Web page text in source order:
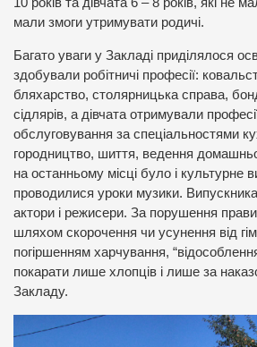
10 років та дівчата 6 – 8 років, які не
мали змоги утримувати родичі.
Багато уваги у Закладі приділялося
здобували робітничі професії:
бляхарство, столярницька справа,
сідлярів, а дівчата отримували
обслуговування за спеціальностями
городництво, шиття, ведення
на останньому місці було і культурне
проводилися уроки музики.
актори і режисери. За порушення
шляхом скорочення чи усунення від
погіршенням харчування,
покарати лише хлопців і лише за
Закладу.